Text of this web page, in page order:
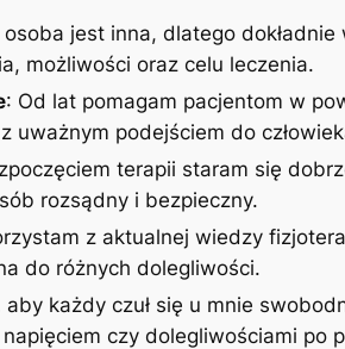
osoba jest inna, dlatego
możliwości oraz celu leczenia.
: Od lat pomagam pacjentom w
uważnym podejściem do
terapii staram się
rozsądny i bezpieczny.
z aktualnej wiedzy
do różnych dolegliwości.
każdy czuł się u mnie
czy dolegliwościami po